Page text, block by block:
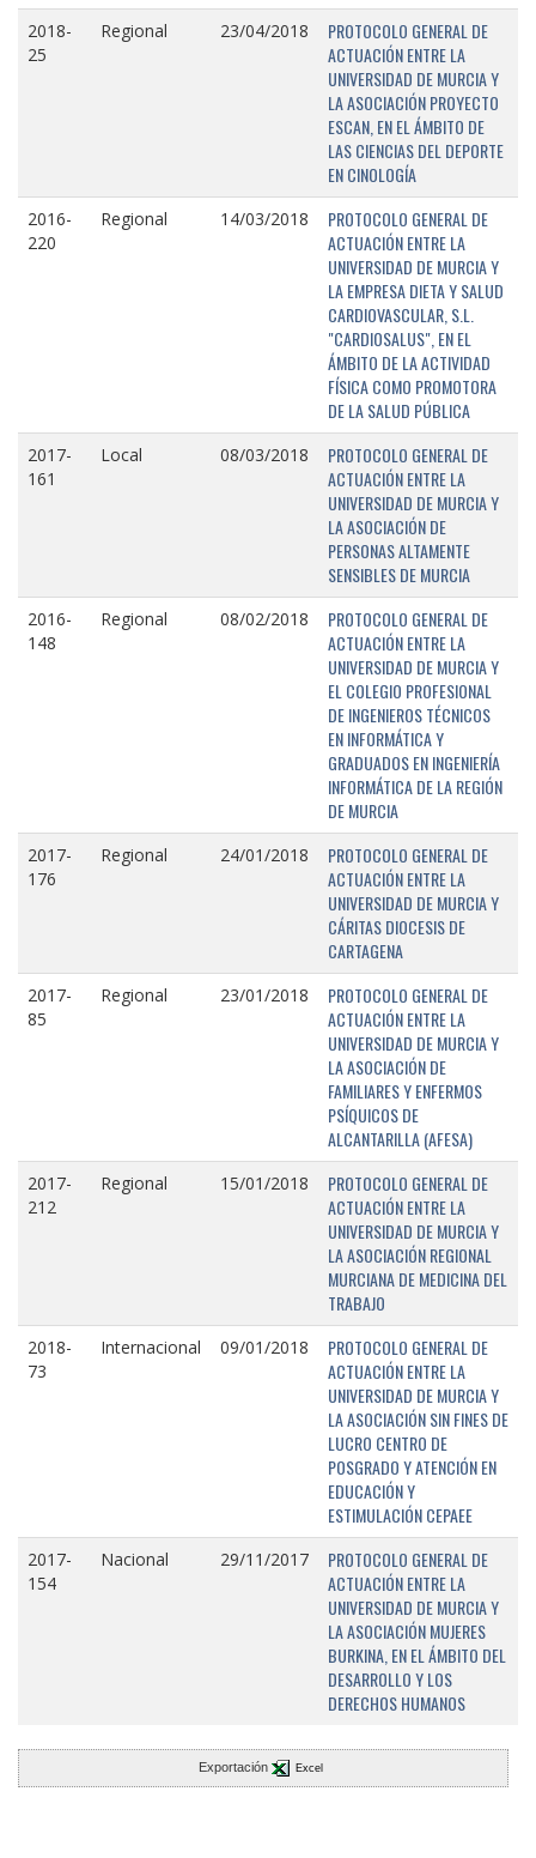
2018-
25
Regional 23/04/2018
PROTOCOLO GENERAL DE
ACTUACIÓN ENTRE LA
UNIVERSIDAD DE MURCIA Y
LA ASOCIACIÓN PROYECTO
ESCAN, EN EL ÁMBITO DE
LAS CIENCIAS DEL DEPORTE
EN CINOLOGÍA
2016-
220
Regional 14/03/2018
PROTOCOLO GENERAL DE
ACTUACIÓN ENTRE LA
UNIVERSIDAD DE MURCIA Y
LA EMPRESA DIETA Y SALUD
CARDIOVASCULAR, S.L.
"CARDIOSALUS", EN EL
ÁMBITO DE LA ACTIVIDAD
FÍSICA COMO PROMOTORA
DE LA SALUD PÚBLICA
2017-
161
Local 08/03/2018
PROTOCOLO GENERAL DE
ACTUACIÓN ENTRE LA
UNIVERSIDAD DE MURCIA Y
LA ASOCIACIÓN DE
PERSONAS ALTAMENTE
SENSIBLES DE MURCIA
2016-
148
Regional 08/02/2018
PROTOCOLO GENERAL DE
ACTUACIÓN ENTRE LA
UNIVERSIDAD DE MURCIA Y
EL COLEGIO PROFESIONAL
DE INGENIEROS TÉCNICOS
EN INFORMÁTICA Y
GRADUADOS EN INGENIERÍA
INFORMÁTICA DE LA REGIÓN
DE MURCIA
2017-
176
Regional 24/01/2018
PROTOCOLO GENERAL DE
ACTUACIÓN ENTRE LA
UNIVERSIDAD DE MURCIA Y
CÁRITAS DIOCESIS DE
CARTAGENA
2017-
85
Regional 23/01/2018
PROTOCOLO GENERAL DE
ACTUACIÓN ENTRE LA
UNIVERSIDAD DE MURCIA Y
LA ASOCIACIÓN DE
FAMILIARES Y ENFERMOS
PSÍQUICOS DE
ALCANTARILLA (AFESA)
2017-
212
Regional 15/01/2018
PROTOCOLO GENERAL DE
ACTUACIÓN ENTRE LA
UNIVERSIDAD DE MURCIA Y
LA ASOCIACIÓN REGIONAL
MURCIANA DE MEDICINA DEL
TRABAJO
2018-
73
Internacional 09/01/2018
PROTOCOLO GENERAL DE
ACTUACIÓN ENTRE LA
UNIVERSIDAD DE MURCIA Y
LA ASOCIACIÓN SIN FINES DE
LUCRO CENTRO DE
POSGRADO Y ATENCIÓN EN
EDUCACIÓN Y
ESTIMULACIÓN CEPAEE
2017-
154
Nacional 29/11/2017
PROTOCOLO GENERAL DE
ACTUACIÓN ENTRE LA
UNIVERSIDAD DE MURCIA Y
LA ASOCIACIÓN MUJERES
BURKINA, EN EL ÁMBITO DEL
DESARROLLO Y LOS
DERECHOS HUMANOS
Exportación Excel